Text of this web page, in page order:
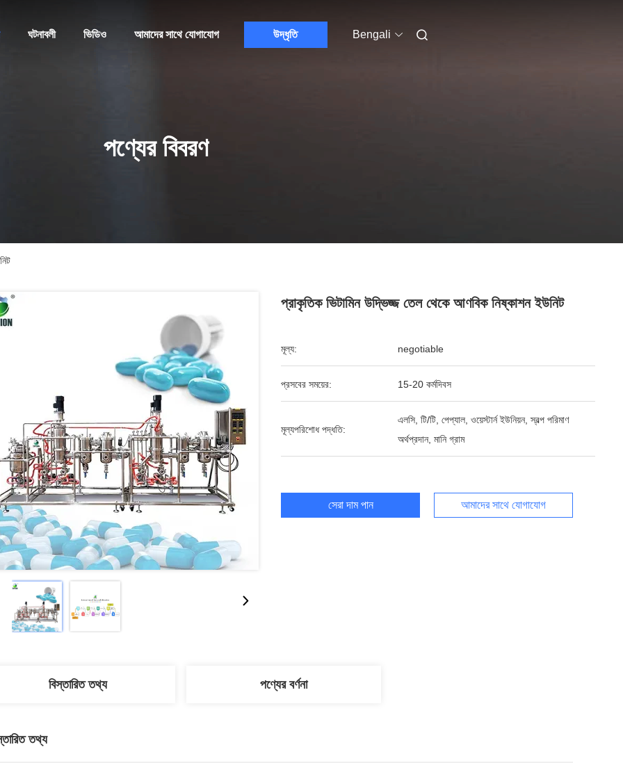
ঘটনাবলী ভিডিও আমাদের সাথে যোগাযোগ উদ্ধৃতি Bengali
পণ্যের বিবরণ
প্রাকৃতিক ভিটামিন উদ্ভিজ্জ তেল থেকে আণবিক নিষ্কাশন ইউনিট
মূল্য: negotiable
প্রসবের সময়ের: 15-20 কর্মদিবস
মূল্যপরিশোধ পদ্ধতি:
এলসি, টি/টি, পেপ্যাল, ওয়েস্টার্ন ইউনিয়ন, স্বল্প পরিমাণ
অর্থপ্রদান, মানি গ্রাম
সেরা দাম পান আমাদের সাথে যোগাযোগ
বিস্তারিত তথ্য পণ্যের বর্ণনা
তথ্য